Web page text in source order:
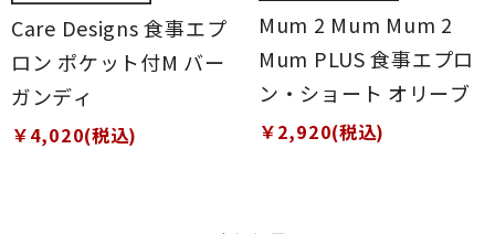
Care Designs 食事エプ
ロン ポケット付M バー
ガンディ
￥4,020(税込)
Mum 2 Mum Mum 2
Mum PLUS 食事エプロ
ン・ショート オリーブ
￥2,920(税込)